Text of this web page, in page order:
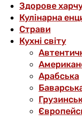
Здорове
Кулінарна
Страви
Кухні світу
Арабська